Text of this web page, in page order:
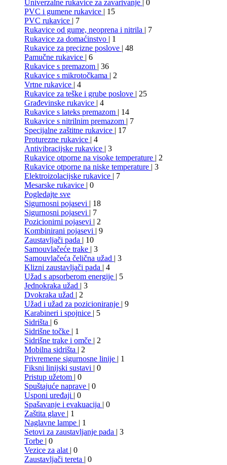
Univerzalne rukavice za zavarivanje | 0
PVC i gumene rukavice | 15
PVC rukavice | 7
Rukavice od gume, neoprena i nitrila | 7
Rukavice za domaćinstvo | 1
Rukavice za precizne poslove | 48
Pamučne rukavice | 6
Rukavice s premazom | 36
Rukavice s mikrotočkama | 2
Vrtne rukavice | 4
Rukavice za teške i grube poslove | 25
Građevinske rukavice | 4
Rukavice s lateks premazom | 14
Rukavice s nitrilnim premazom | 7
Specijalne zaštitne rukavice | 17
Proturezne rukavice | 4
Antivibracijske rukavice | 3
Rukavice otporne na visoke temperature | 2
Rukavice otporne na niske temperature | 3
Elektroizolacijske rukavice | 7
Mesarske rukavice | 0
Pogledajte sve
Sigurnosni pojasevi | 18
Sigurnosni pojasevi | 7
Pozicionirni pojasevi | 2
Kombinirani pojasevi | 9
Zaustavljači pada | 10
Samouvlačeće trake | 3
Samouvlačeća čelična užad | 3
Klizni zaustavljači pada | 4
Užad s apsorberom energije | 5
Jednokraka užad | 3
Dvokraka užad | 2
Užad i užad za pozicioniranje | 9
Karabineri i spojnice | 5
Sidrišta | 6
Sidrišne točke | 1
Sidrišne trake i omče | 2
Mobilna sidrišta | 2
Privremene sigurnosne linije | 1
Fiksni linijski sustavi | 0
Pristup užetom | 0
Spuštajuće naprave | 0
Usponi uređaji | 0
Spašavanje i evakuacija | 0
Zaštita glave | 1
Naglavne lampe | 1
Setovi za zaustavljanje pada | 3
Torbe | 0
Vezice za alat | 0
Zaustavljači tereta | 0